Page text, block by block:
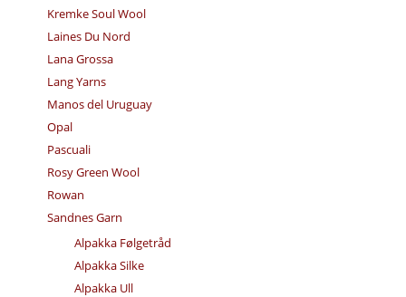
Kremke Soul Wool
Laines Du Nord
Lana Grossa
Lang Yarns
Manos del Uruguay
Opal
Pascuali
Rosy Green Wool
Rowan
Sandnes Garn
Alpakka Følgetråd
Alpakka Silke
Alpakka Ull